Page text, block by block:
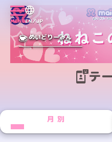
MENUEN／JP
めいどりーみん
テ
月別